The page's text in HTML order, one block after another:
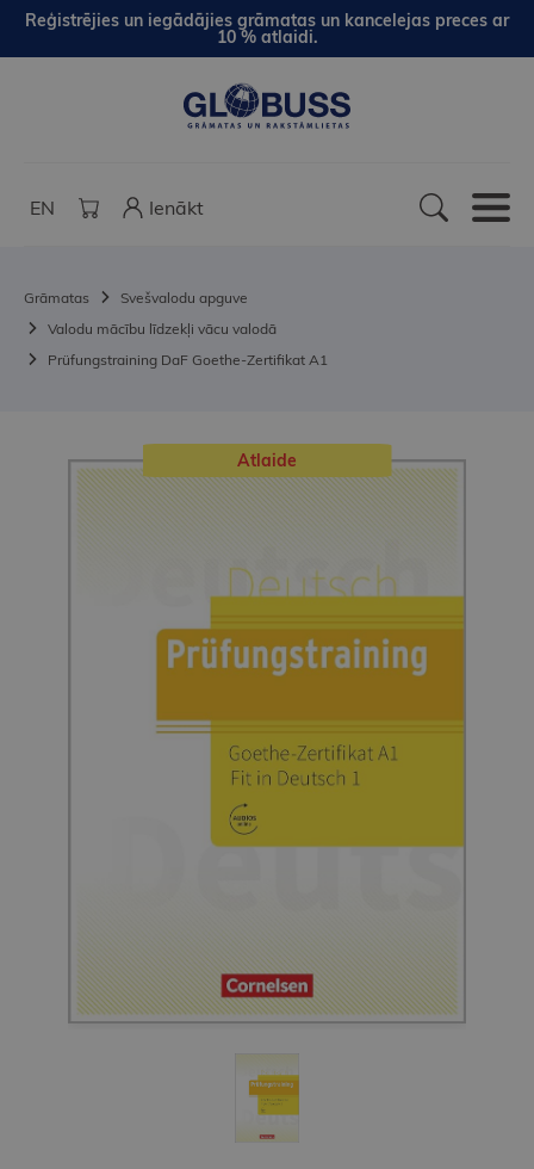
Reģistrējies un iegādājies grāmatas un kancelejas preces ar
10 % atlaidi.
EN Ienākt
Grāmatas
Svešvalodu apguve
Valodu mācību līdzekļi vācu valodā
Prüfungstraining DaF Goethe-Zertifikat A1
Atlaide